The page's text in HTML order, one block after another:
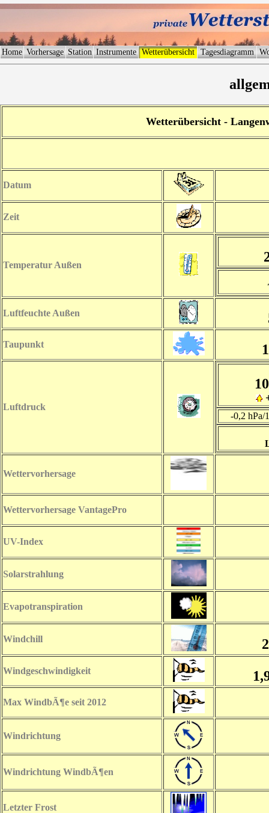
Home Vorhersage Station Instrumente Wetterübersicht Tagesdiagramm
Wetterübersicht -
Datum
Zeit
Temperatur Außen
Luftfeuchte Außen
Taupunkt
Luftdruck
-0,2 hPa/
Wettervorhersage
Wettervorhersage VantagePro
UV-Index
Solarstrahlung
Evapotranspiration
Windchill
Windgeschwindigkeit
Max WindbÃ¶e seit 2012
Windrichtung
Windrichtung WindbÃ¶en
Letzter Frost